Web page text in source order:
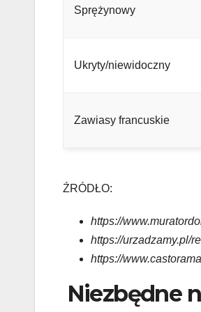
Sprężynowy
Ukryty/niewidoczny
Zawiasy francuskie
ŹRÓDŁO:
https://
https://urzadzamy.pl/
https://
Niezbędne